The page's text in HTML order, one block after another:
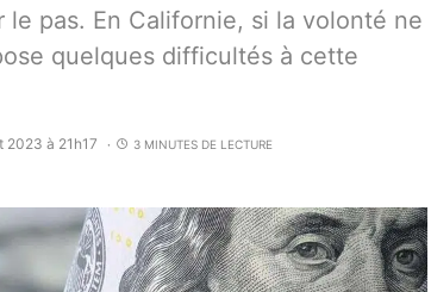
pas. En Californie, si la volonté ne
quelques difficultés à cette
2023 à 21h17 3 MINUTES DE LECTURE